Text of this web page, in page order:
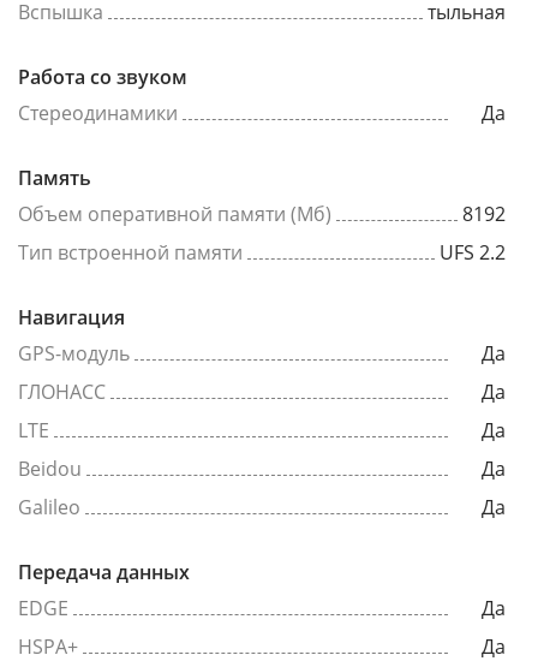
Вспышка тыльная
Работа со звуком
Стереодинамики
Да
Память
Объем оперативной памяти (Мб)
8192
Тип встроенной памяти
UFS 2.2
Навигация
GPS-модуль
Да
ГЛОНАСС
Да
LTE
Да
Beidou
Да
Galileo
Да
Передача данных
EDGE
Да
HSPA+
Да